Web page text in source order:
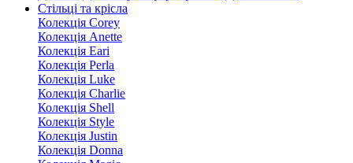
Стільці та крісла
Колекція Corey
Колекція Anette
Колекція Eari
Колекція Perla
Колекція Luke
Колекція Charlie
Колекція Shell
Колекція Style
Колекція Justin
Колекція Donna